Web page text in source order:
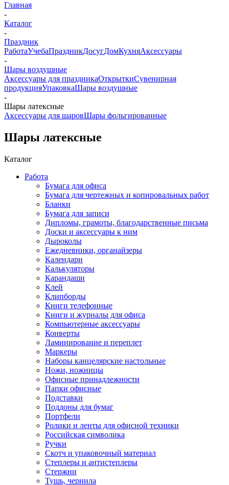
Главная
-
Каталог
-
Праздник
РаботаУчебаПраздникДосугДомКухняАксессуары
-
Шары воздушные
Аксессуары для праздникаОткрыткиСувенирная
продукцияУпаковкаШары воздушные
-
Шары латексные
Аксессуары для шаровШары фольгированные
Шары латексные
Каталог
Работа
Бумага для офиса
Бумага для чертежных и копировальных работ
Бланки
Бумага для записи
Дипломы, грамоты, благодарственные письма
Доски и аксессуары к ним
Дыроколы
Ежедневники, органайзеры
Календари
Калькуляторы
Карандаши
Клей
Клипборды
Книги телефонные
Книги и журналы для офиса
Компьютерные аксессуары
Конверты
Ламинирование и переплет
Маркеры
Наборы канцелярские настольные
Ножи, ножницы
Офисные принадлежности
Папки офисные
Подставки
Поддоны для бумаг
Портфели
Ролики и ленты для офисной техники
Российская символика
Ручки
Скотч и упаковочный материал
Степлеры и антистеплеры
Стержни
Тушь, чернила